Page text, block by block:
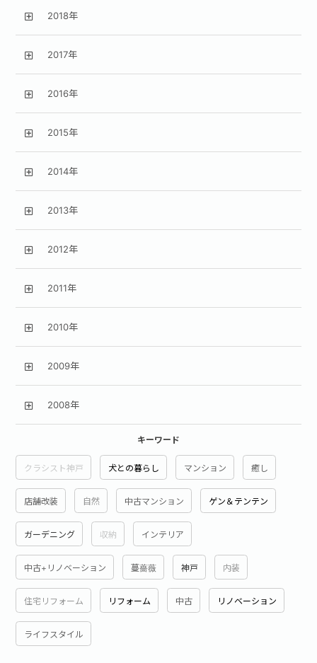
2018年
2017年
2016年
2015年
2014年
2013年
2012年
2011年
2010年
2009年
2008年
キーワード
クラシスト神戸 犬との暮らし マンション 癒し
店舗改装 自然 中古マンション ゲン＆テンテン
ガーデニング 収納 インテリア
中古+リノベーション 蔓薔薇 神戸 内装
住宅リフォーム リフォーム 中古 リノベーション
ライフスタイル